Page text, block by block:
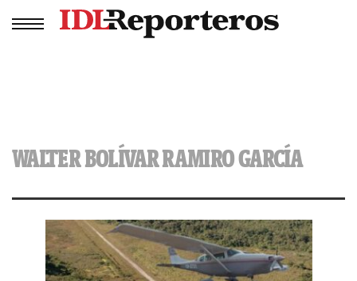
WALTER BOLÍVAR RAMIRO GARCÍA